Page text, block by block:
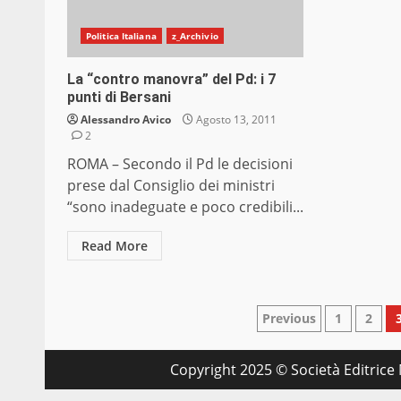
Politica Italiana z_Archivio
La “contro manovra” del Pd: i 7
punti di Bersani
Alessandro Avico
Agosto 13, 2011
2
ROMA – Secondo il Pd le decisioni
prese dal Consiglio dei ministri
“sono inadeguate e poco credibili...
Read More
degli
articoli
Previous 1 2
Copyright 2025 © Società